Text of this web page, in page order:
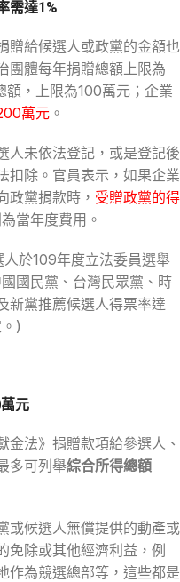
需達1%
贈給候選人或政黨的金額也
團體每年捐贈總額上限為
額，上限為100萬元；企業
萬元 。
人未依法登記，或是登記後
扣除。官員表示，如果企業
政黨捐款時， 受贈政黨的得
當年度費用。
於109年度立法委員選舉
國民黨、台灣民眾黨、時
新黨推薦候選人得票率達
)
元
金法》捐贈款項給參選人、
多可列舉綜合所得總額
或候選人無償提供的動產或
免除或其他經濟利益，例
作為競選總部等，這些都是